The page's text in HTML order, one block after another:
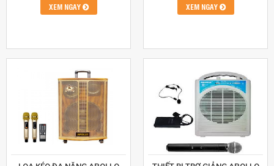
XEM NGAY XEM NGAY